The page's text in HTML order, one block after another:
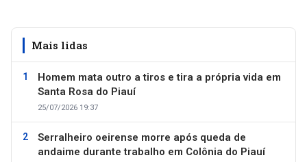
Mais lidas
Homem mata outro a tiros e tira a própria vida em
Santa Rosa do Piauí
25/07/2026 19:37
Serralheiro oeirense morre após queda de
andaime durante trabalho em Colônia do Piauí